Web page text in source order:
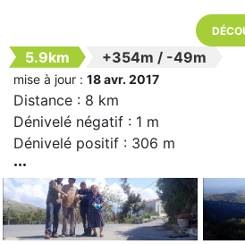
5.9km +354m / -49m
mise à jour : 18 avr. 2017
Distance : 8 km
Dénivelé négatif : 1 m
Dénivelé positif : 306 m